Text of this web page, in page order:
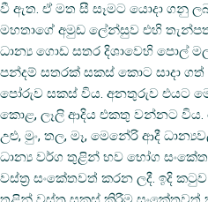
වී ඇත. ඒ මත සී සෑමට යොදා ගනු
මහතාගේ අමුඩ ලේන්සුව එහි
ධාන්‍ය ගොඩ සතර දිශාවෙහි පොල්
පන්දම් සතරක්‌ සකස්‌ කොට සාදා
පෝරුව සකස්‌ විය. අනතුරුව එයට
කොළ, ලෑලි ආදිය එකතු වන්නට විය.
උළු, මුං, තල, මෑ, මෙනේරි ආදී
ධාන්‍ය වර්ග තුළින් භව භෝග
වස්‌ත්‍ර සංකේතවත් කරන ලදී. ඉදි